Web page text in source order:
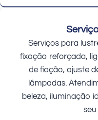
Serviços para
fixação reforçada,
de fiação, ajuste
lâmpadas.
beleza, iluminação